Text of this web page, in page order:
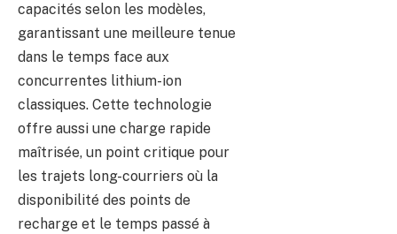
capacités selon les modèles,
garantissant une meilleure tenue
dans le temps face aux
concurrentes lithium-ion
classiques. Cette technologie
offre aussi une charge rapide
maîtrisée, un point critique pour
les trajets long-courriers où la
disponibilité des points de
recharge et le temps passé à